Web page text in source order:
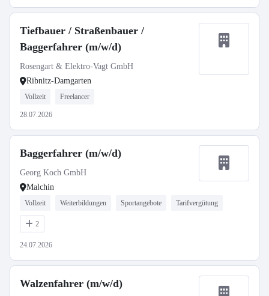
Tiefbauer / Straßenbauer /
Baggerfahrer (m/w/d)
Rosengart & Elektro-Vagt GmbH
Ribnitz-Damgarten
Vollzeit Freelancer
28.07.2026
Baggerfahrer (m/w/d)
Georg Koch GmbH
Malchin
Vollzeit Weiterbildungen Sportangebote Tarifvergütung
2
24.07.2026
Walzenfahrer (m/w/d)